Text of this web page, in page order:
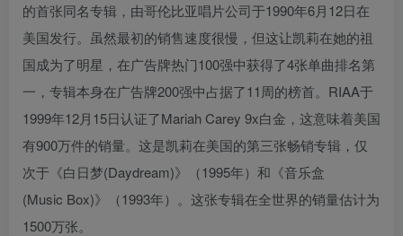
的首张同名专辑，由哥伦比亚唱片公司于1990年6月12日在
美国发行。虽然最初的销售速度很慢，但这让凯莉在她的祖
国成为了明星，在广告牌热门100强中获得了4张单曲排名第
一，专辑本身在广告牌200强中占据了11周的榜首。RIAA于
1999年12月15日认证了Mariah Carey 9x白金，这意味着美国
有900万件的销量。这是凯莉在美国的第三张畅销专辑，仅
次于《白日梦(Daydream)》（1995年）和《音乐盒
(Music Box)》（1993年）。这张专辑在全世界的销量估计为
1500万张。